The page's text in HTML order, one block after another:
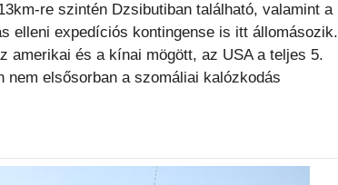
re szintén Dzsibutiban található, valamint a
elleni expedíciós kontingense is itt állomásozik.
amerikai és a kínai mögött, az USA a teljes 5.
elsősorban a szomáliai kalózkodás